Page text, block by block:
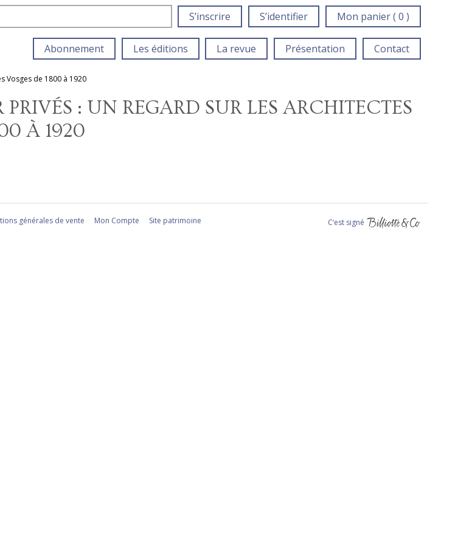
S’inscrire S’identifier Mon panier ( 0 )
Abonnement Les éditions La revue Présentation Contact
Vosges de 1800 à 1920
: UN REGARD SUR LES ARCHITECTES
À 1920
générales de vente Mon Compte Site patrimoine C‘est signé